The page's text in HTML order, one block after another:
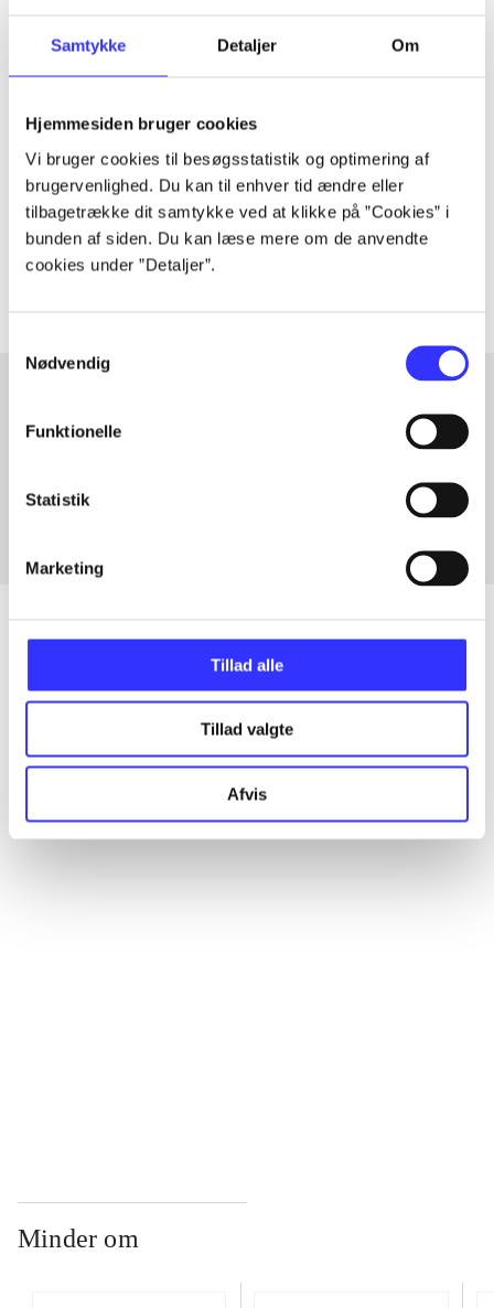
Samtykke Detaljer Om
Hjemmesiden bruger cookies
Vi bruger cookies til besøgsstatistik og optimering af
brugervenlighed. Du kan til enhver tid ændre eller
tilbagetrække dit samtykke ved at klikke på ”Cookies” i
bunden af siden. Du kan læse mere om de anvendte
cookies under ”Detaljer”.
Nødvendig
Funktionelle
Statistik
Marketing
Tillad alle
Tillad valgte
Afvis
Artiklen er en del af
lorem ipsum dolor sit amet ...
Tidsskrift
Artiklerne i handler ofte om
Artikler med samme emner
Artikler
Alle registrerede artikler fordelt på udgivelser
Minder om